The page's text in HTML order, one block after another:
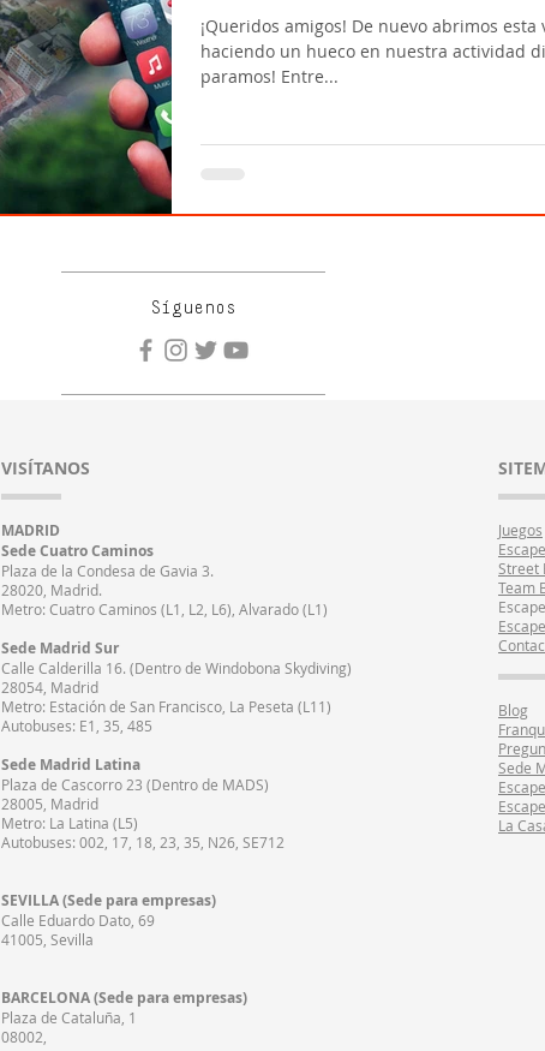
¡Queridos amigos! De nuevo abrimos
haciendo un hueco en nuestra actividad
paramos! Entre...
Síguenos
VISÍTANOS
MADRID
Sede Cuatro Caminos
Plaza de la Condesa de Gavia 3.
28020, Madrid.
Metro: Cuatro Caminos (L1, L2, L6), Alvarado (L1)
Sede Madrid Sur
Calle Calderilla 16. (Dentro de Windobona Skydiving)
28054, Madrid
Metro: Estación de San Francisco, La Peseta (L11)
Autobuses: E1, 35, 485
Sede Madrid Latina
Plaza de Cascorro 23 (Dentro de MADS)
28005, Madrid
Metro: La Latina (L5)
Autobuses: 002, 17, 18, 23, 35, N26, SE712
SEVILLA (Sede para empresas)
Calle Eduardo Dato, 69
41005, Sevilla
BARCELONA (Sede para empresas)
Plaza de Cataluña, 1
08002,
Juegos
Street
Team
Blog
Sede
La